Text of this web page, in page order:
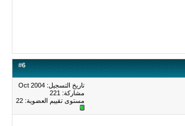
#6
تاريخ التسجيل: Oct 2004
مشاركة: 221
مستوى تقييم العضوية: 22